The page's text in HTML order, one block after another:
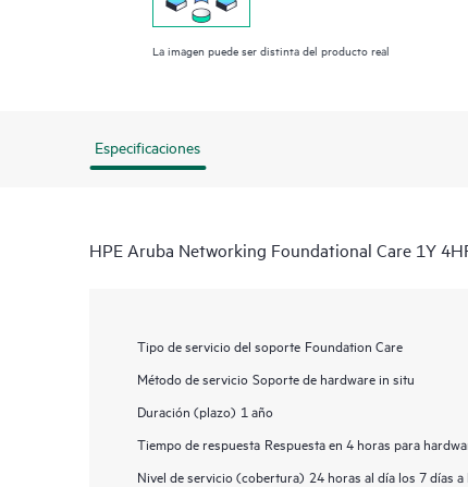
La imagen puede ser distinta del producto real
Especificaciones
HPE Aruba Networking Foundational Care 1Y
Tipo de servicio del soporte Foundation Care
Método de servicio Soporte de hardware in situ
Duración (plazo) 1 año
Tiempo de respuesta Respuesta en 4 horas para
Nivel de servicio (cobertura) 24 horas al día los 7 días a